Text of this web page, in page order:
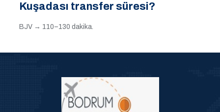
Kuşadası transfer süresi?
BJV → 110–130 dakika.